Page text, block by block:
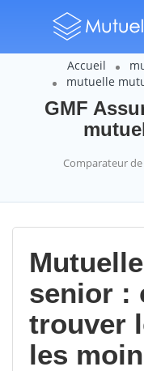
Accueil
mutuelle
GMF
Comparateur
senior :
trouver
les